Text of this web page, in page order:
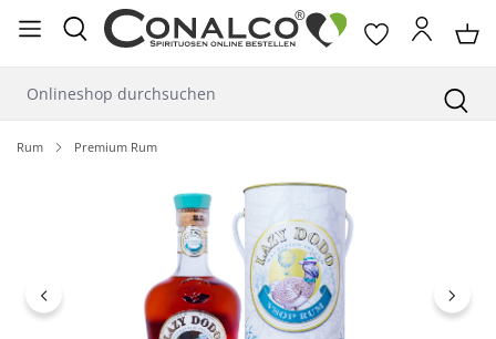
springen
Rum Premium Rum